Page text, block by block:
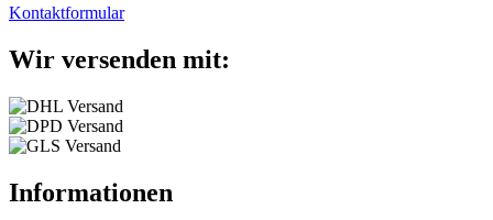
Kontaktformular
Wir versenden mit:
Informationen